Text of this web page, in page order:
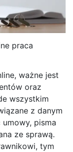
praca
ważne jest
oraz
wszystkim
z danym
pisma
ze sprawą.
tym